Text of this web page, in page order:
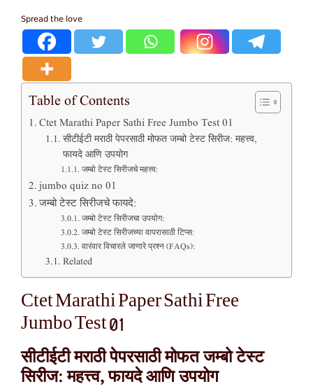
Spread the love
Table of Contents
Ctet Marathi Paper Sathi Free Jumbo Test 01
सीटीईटी मराठी पेपरसाठी मोफत जम्बो टेस्ट सिरीज: महत्त्व,
फायदे आणि उपयोग
जम्बो टेस्ट सिरीजचे महत्त्व:
jumbo quiz no 01
जम्बो टेस्ट सिरीजचे फायदे:
जम्बो टेस्ट सिरीजचा उपयोग:
जम्बो टेस्ट सिरीजच्या वापरासाठी टिप्स:
वारंवार विचारले जाणारे प्रश्न (FAQs):
Related
Ctet Marathi Paper Sathi Free
Jumbo Test 01
सीटीईटी मराठी पेपरसाठी मोफत जम्बो टेस्ट
सिरीज: महत्त्व, फायदे आणि उपयोग